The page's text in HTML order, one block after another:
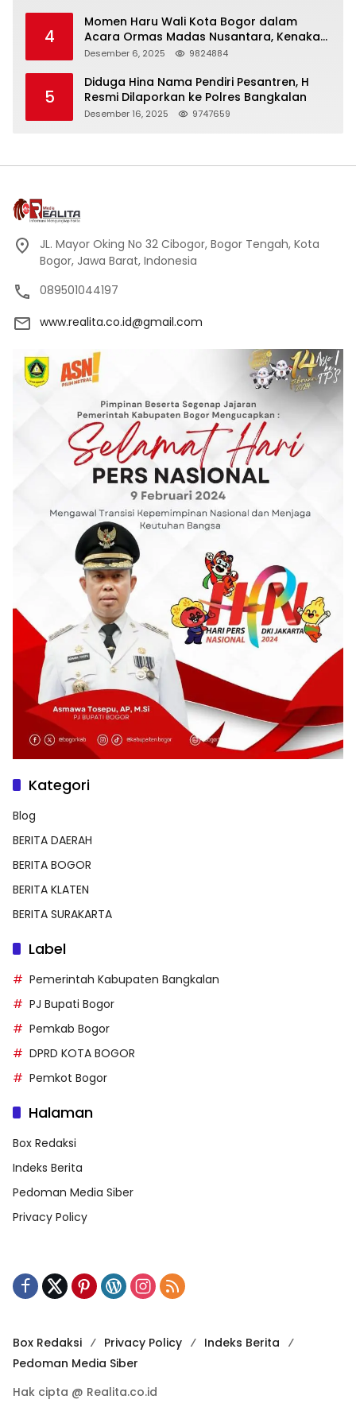
4
Momen Haru Wali Kota Bogor dalam
Acara Ormas Madas Nusantara, Kenakan
Peci Hitam Tinggi sebagai Simbol
Desember 6, 2025 9824884
5
Diduga Hina Nama Pendiri Pesantren, H
Resmi Dilaporkan ke Polres Bangkalan
Desember 16, 2025 9747659
JL. Mayor Oking No 32 Cibogor, Bogor Tengah, Kota
Bogor, Jawa Barat, Indonesia
089501044197
www.realita.co.id@gmail.com
Kategori
Blog
BERITA DAERAH
BERITA BOGOR
BERITA KLATEN
BERITA SURAKARTA
Label
Pemerintah Kabupaten Bangkalan
PJ Bupati Bogor
Pemkab Bogor
DPRD KOTA BOGOR
Pemkot Bogor
Halaman
Box Redaksi
Indeks Berita
Pedoman Media Siber
Privacy Policy
Box Redaksi Privacy Policy
Indeks Berita
Pedoman Media Siber
Hak cipta @ Realita.co.id